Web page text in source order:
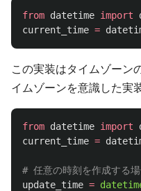
from datetime import
current_time =
この実装はタイムゾーン
イムゾーンを意識した実
from datetime import
current_time =
update_time =